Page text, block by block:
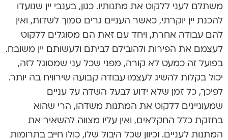
משתלם לעני ללקוט את מתנותיו. כגון, בענבי יין שנועדו
להכנת יין יוקרתי, כאשר העניים גרים סמוך לשדות, ואין
להם עבודה אחרת, ויחד עם זאת הם מסוגלים ללקוט
לעצמם את הפירות ולהובילם לביתם ולעשותם יין משובח.
בפועל זה כמעט לא קורה, מפני שכל עני שמסוגל לזה,
יכול בקלות להשיג לעצמו עבודה קבועה שירוויח בה יותר.
לפיכך, כל זמן שלא ידוע לבעל השדה על עניים
שמעוניינים ללקוט את המתנות משדהו, הרי שהוא
בחזקת כלל החקלאים, ואין עליו מצווה להשאיר את
המתנות לעניים. וכיוון שכל היבול שלו, כולו חייב בתרומות